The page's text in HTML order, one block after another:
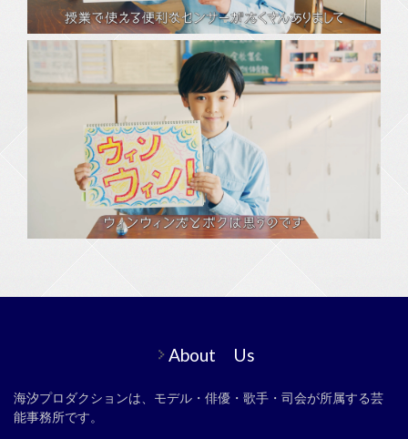
About Us
海汐プロダクションは、モデル・俳優・歌手・司会が所属する芸
能事務所です。